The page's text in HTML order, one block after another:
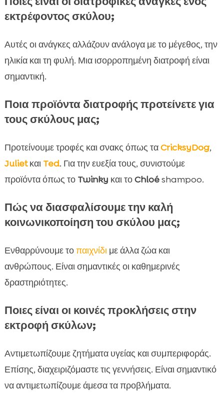
εκτρέφοντος σκύλου;
Αυτές οι ανάγκες αλλάζουν ανάλογα με το μέγεθος, την
ηλικία και τη φυλή. Μια ισορροπημένη διατροφή είναι
σημαντική.
Ποια προϊόντα διατροφής προτείνετε για
τους σκύλους μας;
Προτείνουμε τροφές και σνακς όπως ταCricksyDog,
Julietκαι Ted. Για την ευεξία τους, συνιστούμε
προϊόντα όπως το Twinky και τοChloéshampoo.
Πώς να διασφαλίσουμε την καλή
κοινωνικοποίηση του σκύλου μας;
Ενθαρρύνουμε τοπαιχνίδιμε άλλα ζώα και
ανθρώπους. Είναι σημαντικές οι καθημερινές
δραστηριότητες.
Ποιες είναι οι κοινές προκλήσεις στην
εκτροφή σκύλων;
Αντιμετωπίζουμε ζητήματα υγείας και συμπεριφοράς.
Επίσης, διαχειριζόμαστε τις γεννήσεις. Είναι σημαντικό
να αντιμετωπίζουμε άμεσα τα προβλήματα.